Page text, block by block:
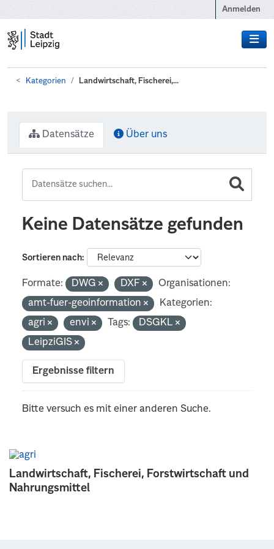
Anmelden
Kategorien Landwirtschaft, Fischerei,...
Landwirtschaft, Fischerei, Forstwirtschaft und
Nahrungsmittel
Datensätze Über uns
Keine Datensätze gefunden
Sortieren nach
Formate: DWG DXF
Organisationen:
amt-fuer-geoinformation
Kategorien:
agri
envi Tags:
DSGKL
LeipziGIS
Ergebnisse filtern
Bitte versuch es mit einer anderen Suche.